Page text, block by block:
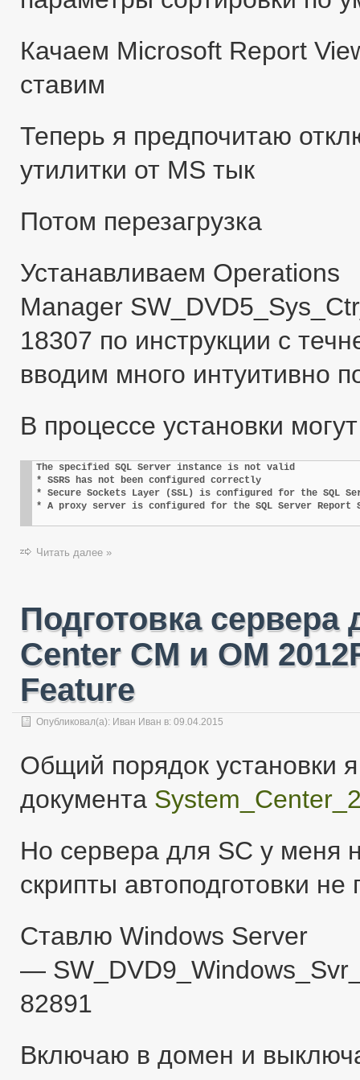
Качаем Microsoft Report
ставим
Теперь я предпочитаю
утилитки от MS тык
Потом перезагрузка
Устанавливаем Operations
Manager
18307 по инструкции с
вводим много интуитивно
В процессе установки
The specified SQL Server instance is not valid
* SSRS has not been configured correctly
* Secure Sockets Layer (SSL) is configured for the SQL
* A proxy server is configured for the SQL Server Report
Читать далее »
Подготовка сервера
Center CM и OM
Feature
Опубликовал(а): Иван Иван в: 09.04.2015
Общий порядок установки я
документа
Но сервера для SC у меня
скрипты автоподготовки не
Ставлю Windows Server
—
82891
Включаю в домен и